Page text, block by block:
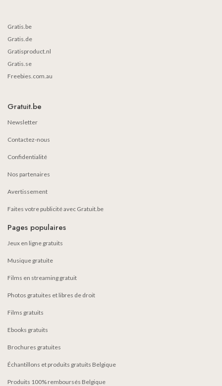
Gratis.be
Gratis.de
Gratisproduct.nl
Gratis.se
Freebies.com.au
Gratuit.be
Newsletter
Contactez-nous
Confidentialité
Nos partenaires
Avertissement
Faites votre publicité avec Gratuit.be
Pages populaires
Jeux en ligne gratuits
Musique gratuite
Films en streaming gratuit
Photos gratuites et libres de droit
Films gratuits
Ebooks gratuits
Brochures gratuites
Échantillons et produits gratuits Belgique
Produits 100% remboursés Belgique